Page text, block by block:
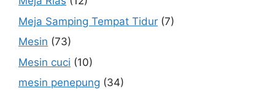
Meja Samping Tempat Tidur (7)
Mesin (73)
Mesin cuci (10)
mesin penepung (34)